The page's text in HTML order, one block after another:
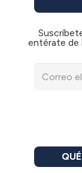
entérate de